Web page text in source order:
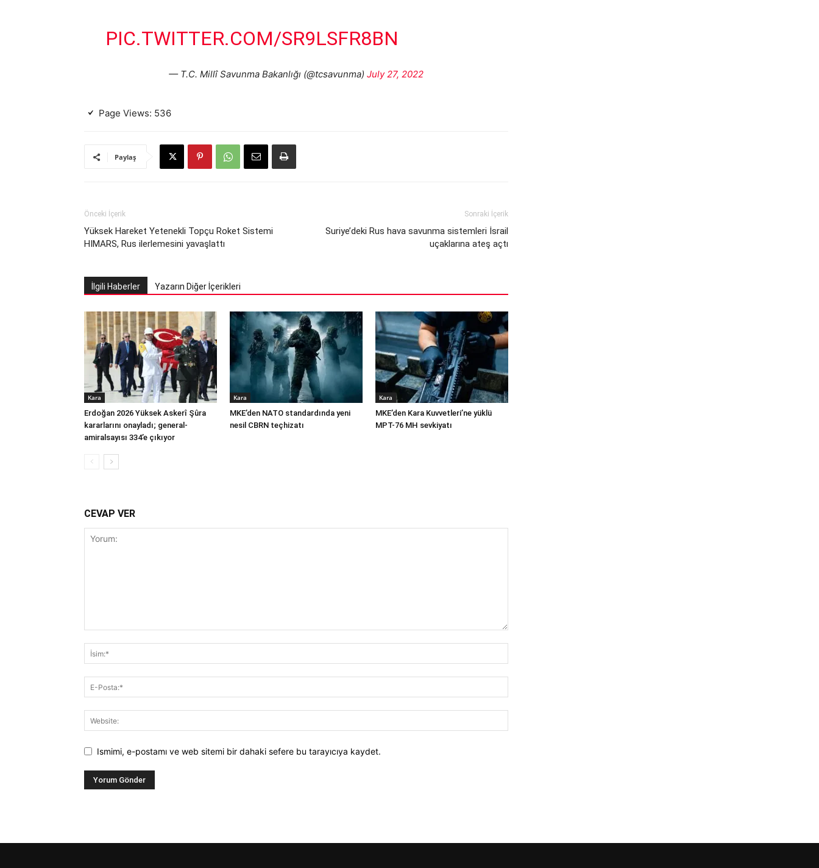
PIC.TWITTER.COM/SR9LSFR8BN
— T.C. Millî Savunma Bakanlığı (@tcsavunma) July 27, 2022
Page Views: 536
Paylaş
Önceki İçerik
Yüksek Hareket Yetenekli Topçu Roket Sistemi
HIMARS, Rus ilerlemesini yavaşlattı
Sonraki İçerik
Suriye’deki Rus hava savunma sistemleri İsrail
uçaklarına ateş açtı
İlgili Haberler Yazarın Diğer İçerikleri
Kara
Erdoğan 2026 Yüksek Askerî Şûra
kararlarını onayladı; general-
amiralsayısı 334’e çıkıyor
Kara
MKE’den NATO standardında yeni
nesil CBRN teçhizatı
Kara
MKE’den Kara Kuvvetleri’ne yüklü
MPT-76 MH sevkiyatı
CEVAP VER
Ismimi, e-postamı ve web sitemi bir dahaki sefere bu tarayıcıya kaydet.